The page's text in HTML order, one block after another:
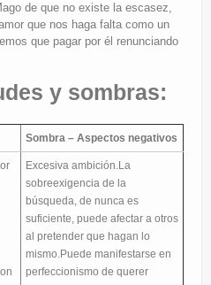
de que no existe la escasez,
que nos haga falta como un
que pagar por él renunciando
y sombras:
Sombra – Aspectos negativos
Excesiva ambición.La
sobreexigencia de la
búsqueda, de nunca es
suficiente, puede afectar a otros
al pretender que hagan lo
mismo.Puede manifestarse en
perfeccionismo de querer